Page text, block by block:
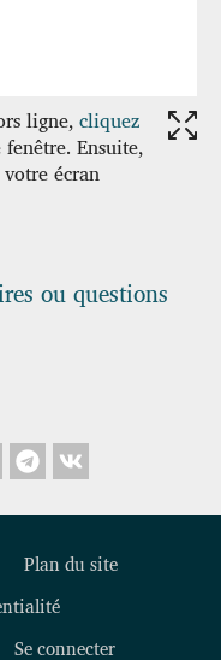
ligne, cliquez
Ensuite,
écran
ou questions
Plan du site
Se connecter